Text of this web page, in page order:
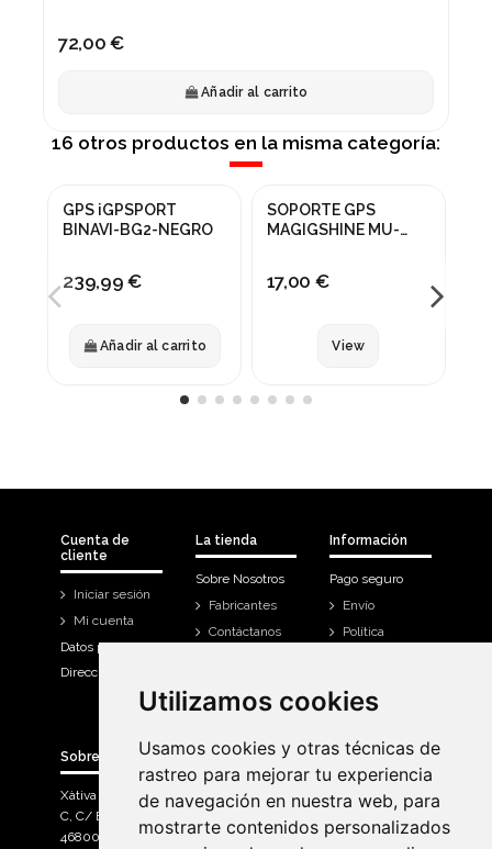
Utilizamos cookies
Usamos cookies y otras técnicas de
rastreo para mejorar tu experiencia
de navegación en nuestra web, para
mostrarte contenidos personalizados
Utilizamos cookies
Usamos cookies y otras técnicas de
rastreo para mejorar tu experiencia
de navegación en nuestra web, para
mostrarte contenidos personalizados
72,00 €
Añadir al carrito
16 otros productos en la misma categoría:
GPS iGPSPORT
BINAVI-BG2-NEGRO
239,99 €
Añadir al carrito
SOPORTE GPS
MAGIGSHINE MU-
17,00 €
View
Cuenta de
cliente
Iniciar sesión
Mi cuenta
Datos personales
Direcciones
La tienda
Sobre Nosotros
Fabricantes
Contáctanos
Información
Pago seguro
Envío
Política
Historial de
Sobre Bicicletas Sanchis
Xàtiva Polígon Industrial
C, C/ Braçal del Roncador nave 10. >
46800, Xàtiva.